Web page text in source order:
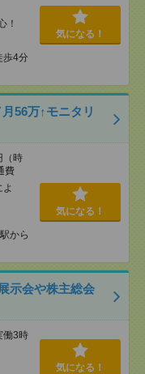
！
歩4分
気になる！
56万↑モニタリ
（時
費
から
気になる！
示会や株主総会
3時
気になる！